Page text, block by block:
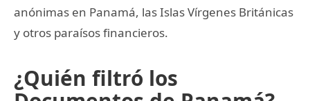
anónimas en Panamá, las Islas Vírgenes Británicas
y otros paraísos financieros.
¿Quién filtró los